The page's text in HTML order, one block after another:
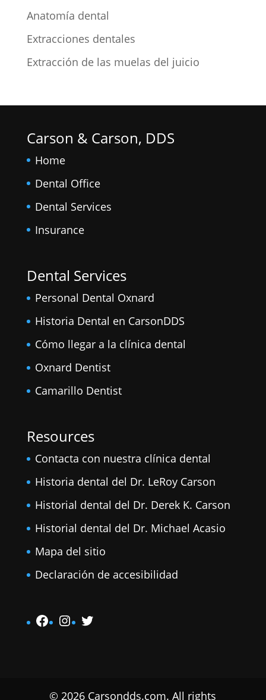
Anatomía dental
Extracciones dentales
Extracción de las muelas del juicio
Carson & Carson, DDS
Home
Dental Office
Dental Services
Insurance
Dental Services
Personal Dental Oxnard
Historia Dental en CarsonDDS
Cómo llegar a la clínica dental
Oxnard Dentist
Camarillo Dentist
Resources
Contacta con nuestra clínica dental
Historia dental del Dr. LeRoy Carson
Historial dental del Dr. Derek K. Carson
Historial dental del Dr. Michael Acasio
Mapa del sitio
Declaración de accesibilidad
Facebook
Instagram
Twitter
© 2026 Carsondds.com. All rights